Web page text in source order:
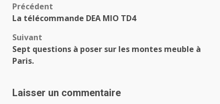
Navigation
Précédent
La télécommande DEA MIO TD4
Suivant
Sept questions à poser sur les montes meuble à
Paris.
Laisser un commentaire